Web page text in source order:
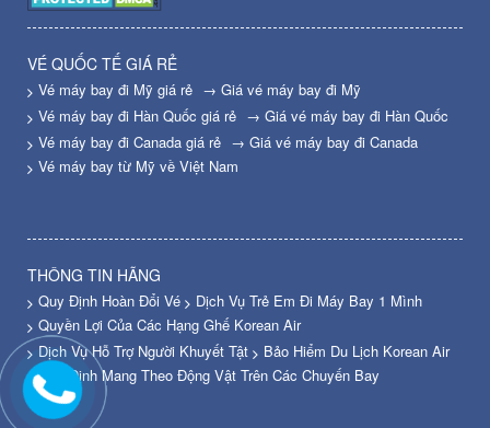
VÉ QUỐC TẾ GIÁ RẺ
Vé máy bay đi Mỹ giá rẻ → Giá vé máy bay đi Mỹ
Vé máy bay đi Hàn Quốc giá rẻ → Giá vé máy bay đi Hàn Quốc
Vé máy bay đi Canada giá rẻ → Giá vé máy bay đi Canada
Vé máy bay từ Mỹ về Việt Nam
THÔNG TIN HÃNG
Quy Định Hoàn Đổi Vé
Dịch Vụ Trẻ Em Đi Máy Bay 1 Mình
Quyền Lợi Của Các Hạng Ghế Korean Air
Dịch Vụ Hỗ Trợ Người Khuyết Tật
Bảo Hiểm Du Lịch Korean Air
Quy Định Mang Theo Động Vật Trên Các Chuyến Bay